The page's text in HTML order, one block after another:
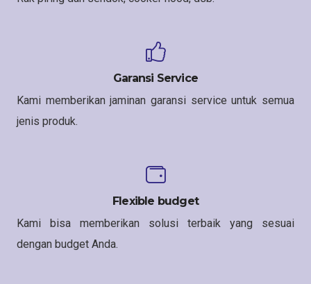
Garansi Service
Kami memberikan jaminan garansi service untuk semua
jenis produk.
Flexible budget
Kami bisa memberikan solusi terbaik yang sesuai
dengan budget Anda.